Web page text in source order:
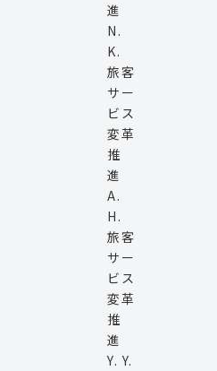
進
N.
K.
旅客
サー
ビス
変革
推
進
A.
H.
旅客
サー
ビス
変革
推
進
Y. Y.